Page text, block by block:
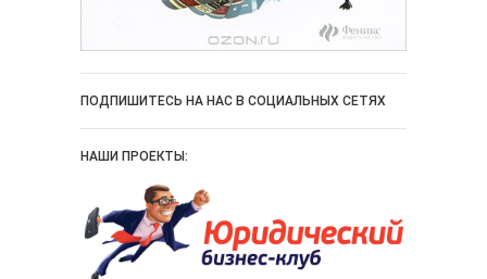
ПОДПИШИТЕСЬ НА НАС В СОЦИАЛЬНЫХ СЕТЯХ
НАШИ ПРОЕКТЫ: